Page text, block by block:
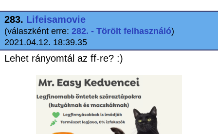
283. Lifeisamovie
(válaszként erre: 282. - Törölt felhasználó)
2021.04.12. 18:39.35
Lehet rányomtál az ff-re? :)